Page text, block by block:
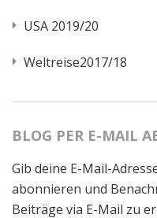
USA 2019/20
Weltreise2017/18
BLOG PER E-MAIL
Gib deine E-Mail-
abonnieren und
Beiträge via E-Mail zu